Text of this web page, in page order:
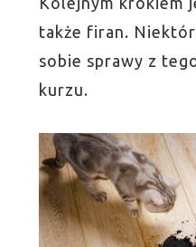
także firan.
sobie sprawy z
kurzu.